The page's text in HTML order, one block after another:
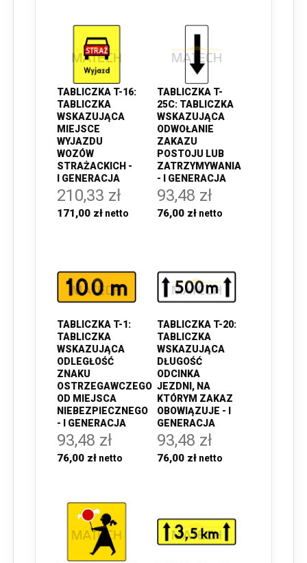
TABLICZKA T-16:
TABLICZKA
WSKAZUJĄCA
MIEJSCE
WYJAZDU
WOZÓW
STRAŻACKICH -
I GENERACJA
210,33 zł
171,00 zł
TABLICZKA T-
25C: TABLICZKA
WSKAZUJĄCA
ODWOŁANIE
ZAKAZU
POSTOJU LUB
ZATRZYMYWANIA
- I GENERACJA
93,48 zł
76,00 zł
TABLICZKA T-1:
TABLICZKA
WSKAZUJĄCA
ODLEGŁOŚĆ
ZNAKU
OSTRZEGAWCZEGO
OD MIEJSCA
NIEBEZPIECZNEGO
- I GENERACJA
93,48 zł
76,00 zł
TABLICZKA T-20:
TABLICZKA
WSKAZUJĄCA
DŁUGOŚĆ
ODCINKA
JEZDNI, NA
KTÓRYM ZAKAZ
OBOWIĄZUJE - I
GENERACJA
93,48 zł
76,00 zł